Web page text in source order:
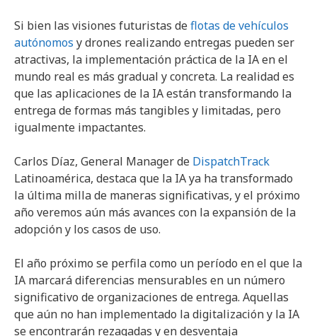
Si bien las visiones futuristas deflotas de vehículos
autónomos y drones realizando entregas pueden ser
atractivas, la implementación práctica de la IA en el
mundo real es más gradual y concreta. La realidad es
que las aplicaciones de la IA están transformando la
entrega de formas más tangibles y limitadas, pero
igualmente impactantes.
Carlos Díaz, General Manager de DispatchTrack
Latinoamérica, destaca que la IA ya ha transformado
la última milla de maneras significativas, y el próximo
año veremos aún más avances con la expansión de la
adopción y los casos de uso.
El año próximo se perfila como un período en el que la
IA marcará diferencias mensurables en un número
significativo de organizaciones de entrega. Aquellas
que aún no han implementado la digitalización y la IA
se encontrarán rezagadas y en desventaja